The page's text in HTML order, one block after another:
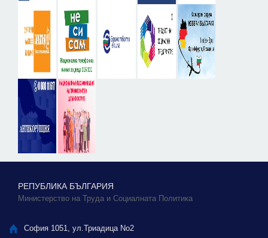
РЕПУБЛИКА БЪЛГАРИЯ
Министерство на Труда и Социалната Политика
София 1051, ул.Триадица No2